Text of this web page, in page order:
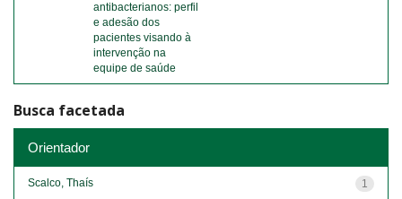
antibacterianos: perfil
e adesão dos
pacientes visando à
intervenção na
equipe de saúde
Busca facetada
Orientador
1
Scalco, Thaís